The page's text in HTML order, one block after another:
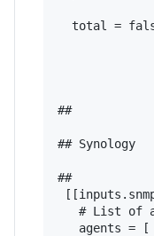
total =
##
## Synology
##
# List of
agents = [